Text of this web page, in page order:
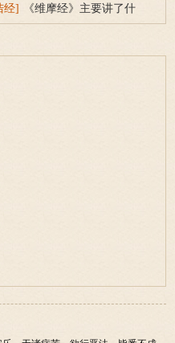
经]
《维摩经》主要讲了什